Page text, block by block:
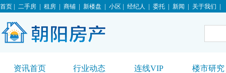
首页 | 二手房 | 租房 | 商铺 | 新楼盘 | 小区 | 经纪人 | 委托 | 新闻 | 关于我们 |
资讯首页 行业动态 连线VIP 楼市研究